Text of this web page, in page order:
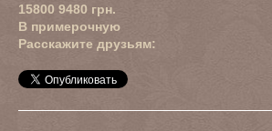
15800 9480 грн.
В примерочную
Расскажите друзьям: